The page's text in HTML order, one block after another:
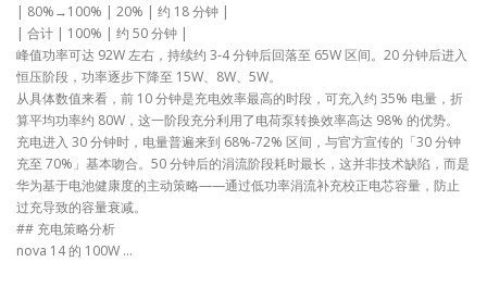
| 80%→100% | 20% | 约 18 分钟 |
| 合计 | 100% | 约 50 分钟 |
峰值功率可达 92W 左右，持续约 3-4 分钟后回落至 65W 区间。20 分钟后进入
恒压阶段，功率逐步下降至 15W、8W、5W。
从具体数值来看，前 10 分钟是充电效率最高的时段，可充入约 35% 电量，折
算平均功率约 80W，这一阶段充分利用了电荷泵转换效率高达 98% 的优势。
充电进入 30 分钟时，电量普遍来到 68%-72% 区间，与官方宣传的「30 分钟
充至 70%」基本吻合。50 分钟后的涓流阶段耗时最长，这并非技术缺陷，而是
华为基于电池健康度的主动策略——通过低功率涓流补充校正电芯容量，防止
过充导致的容量衰减。
## 充电策略分析
nova 14 的 100W …